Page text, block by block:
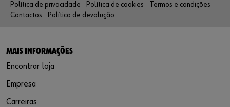
Política de privacidade
Política de cookies
Termos e condições
Contactos
Política de devolução
MAIS INFORMAÇÕES
Encontrar loja
Empresa
Carreiras